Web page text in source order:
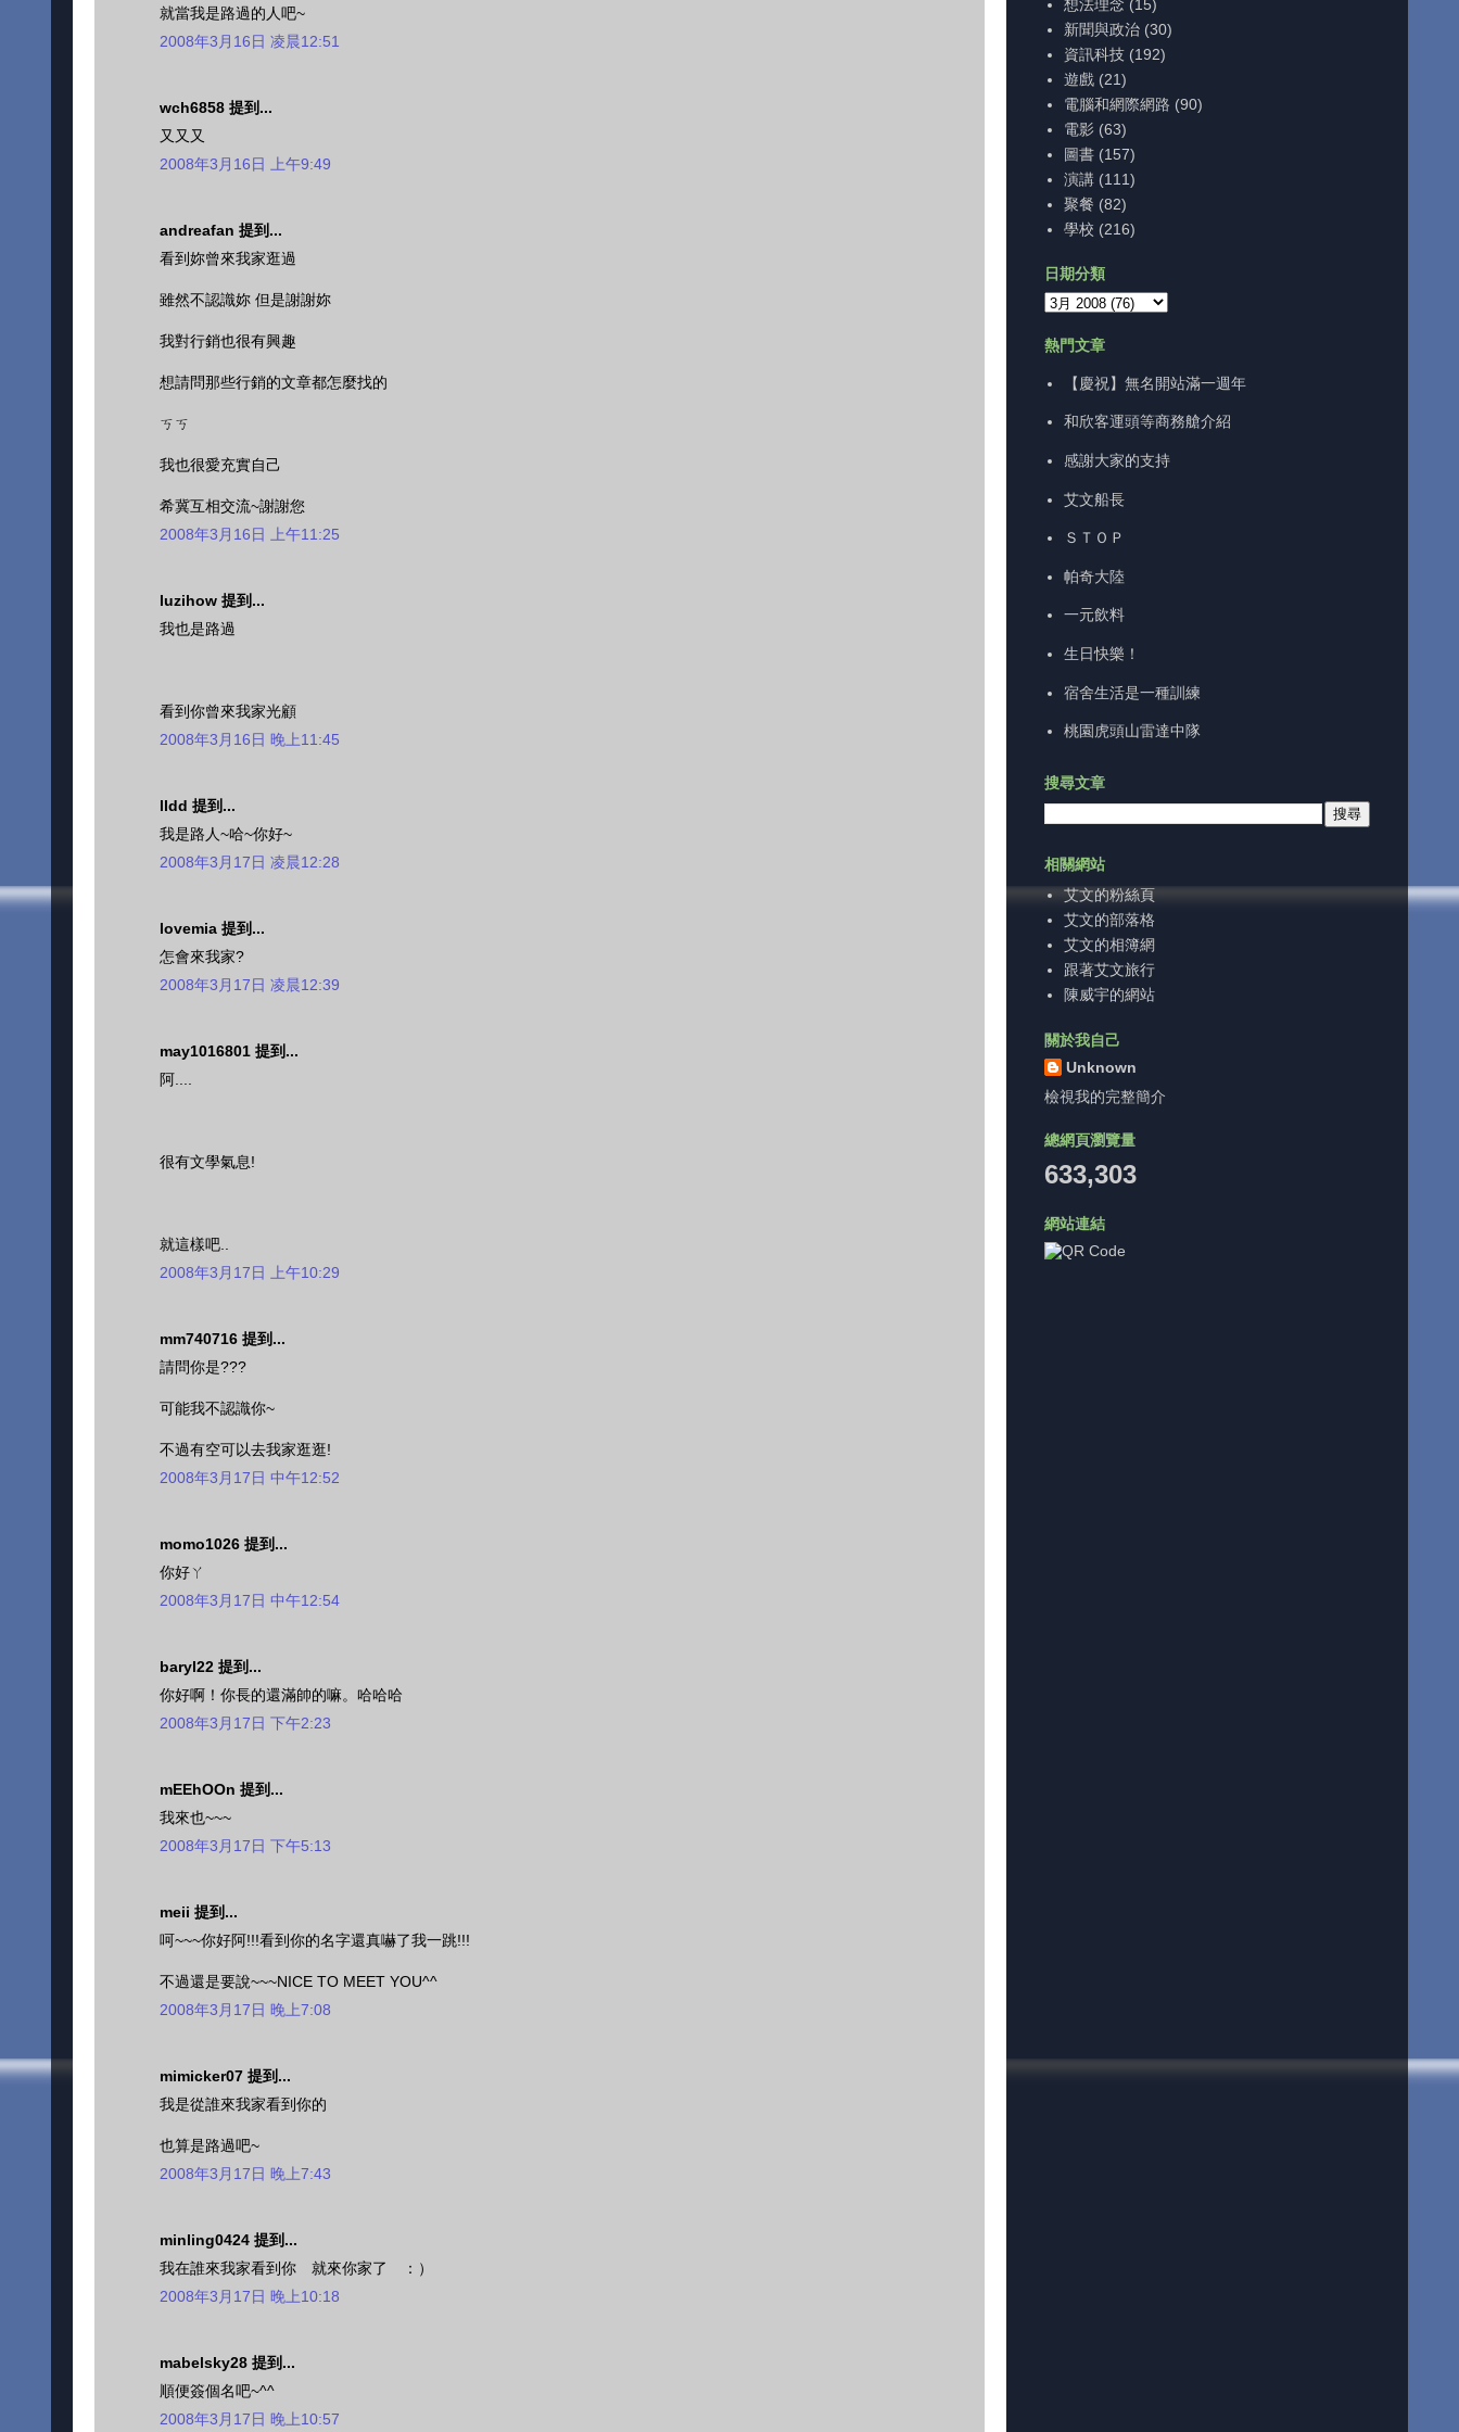
就當我是路過的人吧~
2008年3月16日 凌晨12:51
wch6858 提到...
又又又
2008年3月16日 上午9:49
andreafan 提到...
看到妳曾來我家逛過
雖然不認識妳 但是謝謝妳
我對行銷也很有興趣
想請問那些行銷的文章都怎麼找的
ㄎㄎ
我也很愛充實自己
希冀互相交流~謝謝您
2008年3月16日 上午11:25
luzihow 提到...
我也是路過
看到你曾來我家光顧
2008年3月16日 晚上11:45
lldd 提到...
我是路人~哈~你好~
2008年3月17日 凌晨12:28
lovemia 提到...
怎會來我家?
2008年3月17日 凌晨12:39
may1016801 提到...
阿....
很有文學氣息!
就這樣吧..
2008年3月17日 上午10:29
mm740716 提到...
請問你是???
可能我不認識你~
不過有空可以去我家逛逛!
2008年3月17日 中午12:52
momo1026 提到...
你好ㄚ
2008年3月17日 中午12:54
baryl22 提到...
你好啊！你長的還滿帥的嘛。哈哈哈
2008年3月17日 下午2:23
mEEhOOn 提到...
我來也~~~
2008年3月17日 下午5:13
meii 提到...
呵~~~你好阿!!!看到你的名字還真嚇了我一跳!!!
不過還是要說~~~NICE TO MEET YOU^^
2008年3月17日 晚上7:08
mimicker07 提到...
我是從誰來我家看到你的
也算是路過吧~
2008年3月17日 晚上7:43
minling0424 提到...
我在誰來我家看到你 就來你家了 ：）
2008年3月17日 晚上10:18
mabelsky28 提到...
順便簽個名吧~^^
2008年3月17日 晚上10:57
想法理念 (15)
新聞與政治 (30)
資訊科技 (192)
遊戲 (21)
電腦和網際網路 (90)
電影 (63)
圖書 (157)
演講 (111)
聚餐 (82)
學校 (216)
日期分類
熱門文章
【慶祝】無名開站滿一週年
和欣客運頭等商務艙介紹
感謝大家的支持
艾文船長
ＳＴＯＰ
帕奇大陸
一元飲料
生日快樂！
宿舍生活是一種訓練
桃園虎頭山雷達中隊
搜尋文章
相關網站
艾文的粉絲頁
艾文的部落格
艾文的相簿網
跟著艾文旅行
陳威宇的網站
關於我自己
Unknown
檢視我的完整簡介
總網頁瀏覽量
633,303
網站連結